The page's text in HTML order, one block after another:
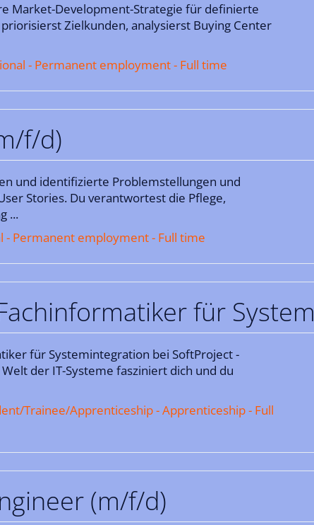
Market-Development-Strategie für definierte
Zielkunden, analysierst Buying Center
- Permanent employment - Full time
f/d)
und identifizierte Problemstellungen und
Stories. Du verantwortest die Pflege,
...
- Permanent employment - Full time
für
für Systemintegration bei SoftProject -
der IT-Systeme fasziniert dich und du
Trainee/Apprenticeship - Apprenticeship - Full
(m/f/d)